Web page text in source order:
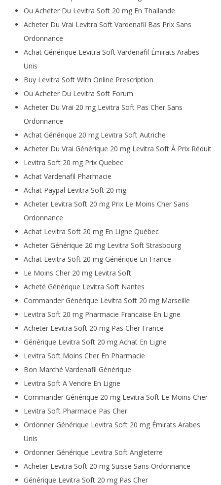
Ou Acheter Du Levitra Soft 20 mg En Thailande
Acheter Du Vrai Levitra Soft Vardenafil Bas Prix Sans
Ordonnance
Achat Générique Levitra Soft Vardenafil Émirats Arabes
Unis
Buy Levitra Soft With Online Prescription
Ou Acheter Du Levitra Soft Forum
Acheter Du Vrai 20 mg Levitra Soft Pas Cher Sans
Ordonnance
Achat Générique 20 mg Levitra Soft Autriche
Acheter Du Vrai Générique 20 mg Levitra Soft À Prix Réduit
Levitra Soft 20 mg Prix Quebec
Achat Vardenafil Pharmacie
Achat Paypal Levitra Soft 20 mg
Acheter Levitra Soft 20 mg Prix Le Moins Cher Sans
Ordonnance
Achat Levitra Soft 20 mg En Ligne Québec
Acheter Générique 20 mg Levitra Soft Strasbourg
Achat Levitra Soft 20 mg Générique En France
Le Moins Cher 20 mg Levitra Soft
Acheté Générique Levitra Soft Nantes
Commander Générique Levitra Soft 20 mg Marseille
Levitra Soft 20 mg Pharmacie Francaise En Ligne
Acheter Levitra Soft 20 mg Pas Cher France
Générique Levitra Soft 20 mg Achat En Ligne
Levitra Soft Moins Cher En Pharmacie
Bon Marché Vardenafil Générique
Levitra Soft A Vendre En Ligne
Commander Générique 20 mg Levitra Soft Le Moins Cher
Levitra Soft Pharmacie Pas Cher
Ordonner Générique Levitra Soft 20 mg Émirats Arabes
Unis
Ordonner Générique Levitra Soft Angleterre
Acheter Levitra Soft 20 mg Suisse Sans Ordonnance
Générique Levitra Soft 20 mg Pas Cher